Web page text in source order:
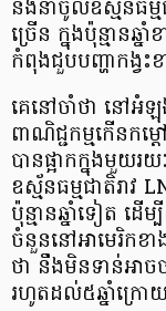
នឹង​នាំ​ចូល​ឧស្ម័ន​ធម្ម
ច្រើន ក្នុង​ប៉ុន្មាន​ឆ្
កំពុង​ជួប​បញ្ហា​កង្វះ
គេ​នៅ​ចាំ​ថា នៅ​អំឡុ
ពាណិជ្ជកម្ម​កើន​កម្
បាន​ផ្អាក​ក្នុង​មួយ​
ឧស្ម័ន​ធម្មជាតិ​រា
ប៉ុន្មាន​ឆ្នាំ​ទៀត
ចំនួន​នៅ​អា​មេ​រិ​ក​ខា
ថា នឹង​មិន​ទាន់​អាច​
រហូត​ដល់​៥​ឆ្នាំ​ក្រ